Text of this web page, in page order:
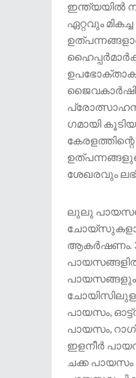
ഇന്ത്യയിൽ
ഏറ്റവും മികച്ച
ഗമായി
ശേഖരവും
ലുലു
ആകർഷണം.
പായസം,
പായസം,
ഇളനീർ
ചക്ക